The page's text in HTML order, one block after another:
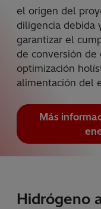
el origen del
diligencia debida
garantizar el
de conversión
optimización
alimentación del
Más
Hidrógeno